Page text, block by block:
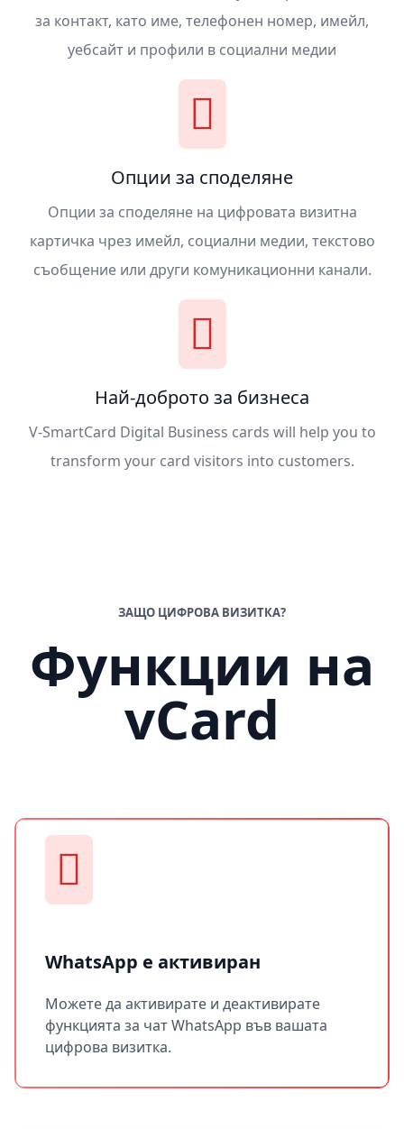
за контакт, като име, телефонен номер, имейл,
уебсайт и профили в социални медии
Опции за споделяне
Опции за споделяне на цифровата визитна
картичка чрез имейл, социални медии, текстово
съобщение или други комуникационни канали.
Най-доброто за бизнеса
V-SmartCard Digital Business cards will help you to
transform your card visitors into customers.
ЗАЩО ЦИФРОВА ВИЗИТКА?
Функции на
vCard
WhatsApp е активиран
Можете да активирате и деактивирате
функцията за чат WhatsApp във вашата
цифрова визитка.